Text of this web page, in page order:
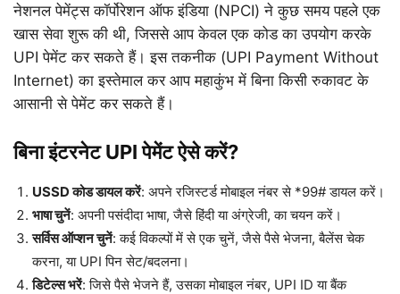
नेशनल पेमेंट्स कॉर्पोरेशन ऑफ इंडिया (NPCI) ने कुछ समय पहले एक
खास सेवा शुरू की थी, जिससे आप केवल एक कोड का उपयोग करके
UPI पेमेंट कर सकते हैं। इस तकनीक (UPI Payment Without
Internet) का इस्तेमाल कर आप महाकुंभ में बिना किसी रुकावट के
आसानी से पेमेंट कर सकते हैं।
बिना इंटरनेट UPI पेमेंट ऐसे करें?
USSD कोड डायल करें: अपने रजिस्टर्ड मोबाइल नंबर से *99# डायल करें।
भाषा चुनें: अपनी पसंदीदा भाषा, जैसे हिंदी या अंग्रेजी, का चयन करें।
सर्विस ऑप्शन चुनें: कई विकल्पों में से एक चुनें, जैसे पैसे भेजना, बैलेंस चेक
करना, या UPI पिन सेट/बदलना।
डिटेल्स भरें: जिसे पैसे भेजने हैं, उसका मोबाइल नंबर, UPI ID या बैंक